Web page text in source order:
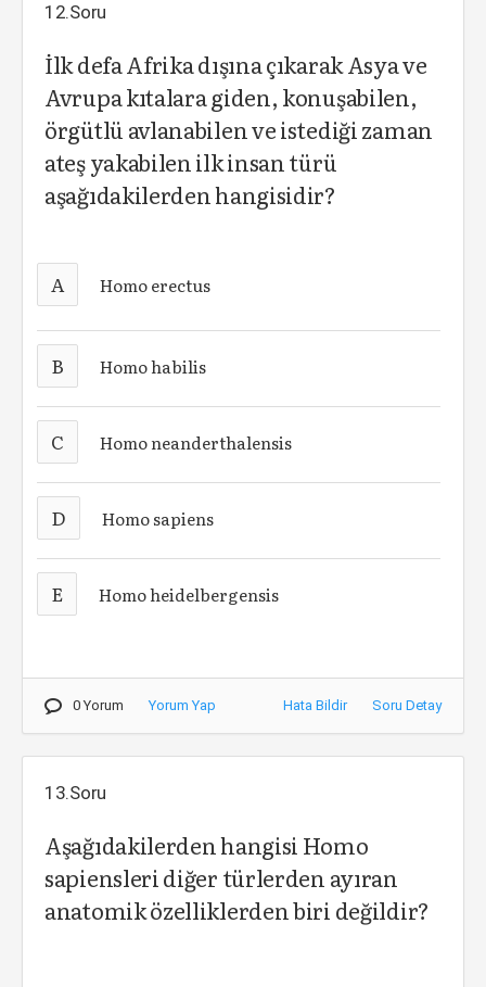
12.Soru
İlk defa Afrika dışına çıkarak Asya ve
Avrupa kıtalara giden, konuşabilen,
örgütlü avlanabilen ve istediği zaman
ateş yakabilen ilk insan türü
aşağıdakilerden hangisidir?
A Homo erectus
B Homo habilis
C Homo neanderthalensis
D Homo sapiens
E Homo heidelbergensis
0 Yorum Yorum Yap Hata Bildir Soru Detay
13.Soru
Aşağıdakilerden hangisi Homo
sapiensleri diğer türlerden ayıran
anatomik özelliklerden biri değildir?